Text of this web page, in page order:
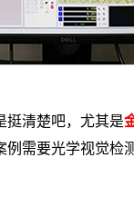
挺清楚吧，尤其是
需要光学视觉检